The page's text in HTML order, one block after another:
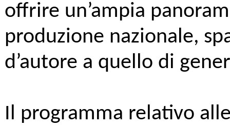
offrire un’ampia
produzione nazionale,
d’autore a quello di
Il programma relativo